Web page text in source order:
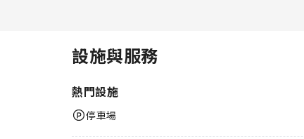
設施與服務
熱門設施
停車場